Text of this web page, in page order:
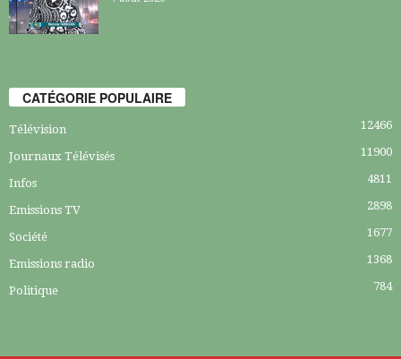
CATÉGORIE POPULAIRE
Télévision 12466
Journaux Télévisés 11900
Infos 4811
Emissions TV 2898
Société 1677
Emissions radio 1368
Politique 784